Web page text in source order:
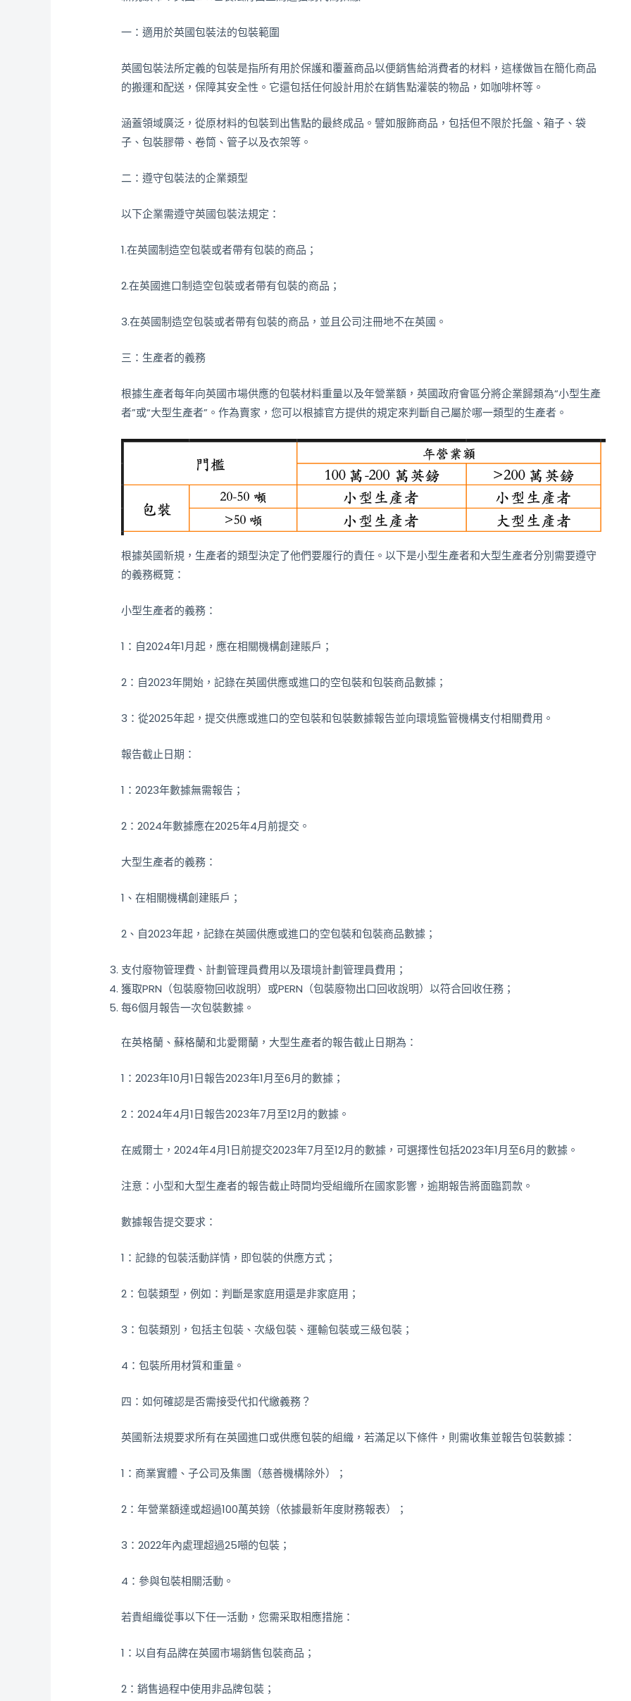
一：適用於英國包裝法的包裝範圍
英國包裝法所定義的包裝是指所有用於保護和覆蓋商品以便銷售給消費者的材料，這樣做旨在簡化商品
的搬運和配送，保障其安全性。它還包括任何設計用於在銷售點灌裝的物品，如咖啡杯等。
涵蓋領域廣泛，從原材料的包裝到出售點的最終成品。譬如服飾商品，包括但不限於托盤、箱子、袋
子、包裝膠帶、卷筒、管子以及衣架等。
二：遵守包裝法的企業類型
以下企業需遵守英國包裝法規定：
1.在英國制造空包裝或者帶有包裝的商品；
2.在英國進口制造空包裝或者帶有包裝的商品；
3.在英國制造空包裝或者帶有包裝的商品，並且公司注冊地不在英國。
三：生產者的義務
根據生產者每年向英國市場供應的包裝材料重量以及年營業額，英國政府會區分將企業歸類為“小型生產
者”或“大型生產者”。作為賣家，您可以根據官方提供的規定來判斷自己屬於哪一類型的生產者。
根據英國新規，生產者的類型決定了他們要履行的責任。以下是小型生產者和大型生產者分別需要遵守
的義務概覽：
小型生產者的義務：
1：自2024年1月起，應在相關機構創建賬戶；
2：自2023年開始，記錄在英國供應或進口的空包裝和包裝商品數據；
3：從2025年起，提交供應或進口的空包裝和包裝數據報告並向環境監管機構支付相關費用。
報告截止日期：
1：2023年數據無需報告；
2：2024年數據應在2025年4月前提交。
大型生產者的義務：
1、在相關機構創建賬戶；
2、自2023年起，記錄在英國供應或進口的空包裝和包裝商品數據；
支付廢物管理費、計劃管理員費用以及環境計劃管理員費用；
獲取PRN（包裝廢物回收說明）或PERN（包裝廢物出口回收說明）以符合回收任務；
每6個月報告一次包裝數據。
在英格蘭、蘇格蘭和北愛爾蘭，大型生產者的報告截止日期為：
1：2023年10月1日報告2023年1月至6月的數據；
2：2024年4月1日報告2023年7月至12月的數據。
在威爾士，2024年4月1日前提交2023年7月至12月的數據，可選擇性包括2023年1月至6月的數據。
注意：小型和大型生產者的報告截止時間均受組織所在國家影響，逾期報告將面臨罰款。
數據報告提交要求：
1：記錄的包裝活動詳情，即包裝的供應方式；
2：包裝類型，例如：判斷是家庭用還是非家庭用；
3：包裝類別，包括主包裝、次級包裝、運輸包裝或三級包裝；
4：包裝所用材質和重量。
四：如何確認是否需接受代扣代繳義務？
英國新法規要求所有在英國進口或供應包裝的組織，若滿足以下條件，則需收集並報告包裝數據：
1：商業實體、子公司及集團（慈善機構除外）；
2：年營業額達或超過100萬英鎊（依據最新年度財務報表）；
3：2022年內處理超過25噸的包裝；
4：參與包裝相關活動。
若貴組織從事以下任一活動，您需采取相應措施：
1：以自有品牌在英國市場銷售包裝商品；
2：銷售過程中使用非品牌包裝；